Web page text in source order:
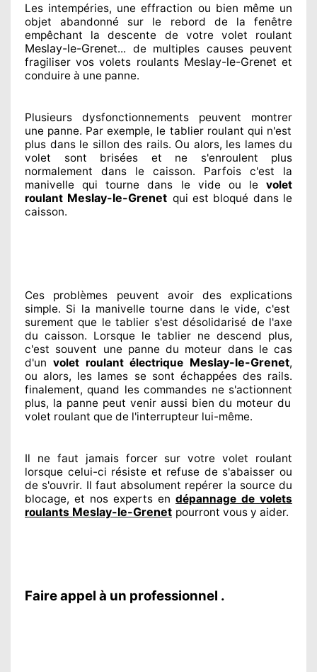
Les intempéries, une effraction ou bien même un
objet abandonné sur le rebord de la fenêtre
empêchant la descente de votre volet roulant
Meslay-le-Grenet... de multiples causes peuvent
fragiliser vos volets roulants Meslay-le-Grenet et
conduire à une panne.
Plusieurs dysfonctionnements peuvent montrer
une panne. Par exemple, le tablier roulant qui n'est
plus dans le sillon des rails. Ou alors, les lames du
volet sont brisées et ne s'enroulent plus
normalement dans le caisson. Parfois c'est la
manivelle qui tourne dans le vide ou le volet
roulant Meslay-le-Grenet qui est bloqué dans le
caisson.
Ces problèmes
peuvent avoir des explications
simple. Si la manivelle tourne dans le vide, c'est
surement que le tablier s'est désolidarisé de l'axe
du caisson. Lorsque le tablier ne descend plus,
c'est souvent une panne du moteur dans le cas
d'un volet roulant électrique Meslay-le-Grenet,
ou alors, les lames se sont échappéesdes rails.
finalement, quand les commandes ne s'actionnent
plus, la panne peut venir aussi bien du moteur du
volet roulant que de l'interrupteur lui-même.
Il ne faut jamais forcer sur votre volet roulant
lorsque celui-ci résiste et refuse de s'abaisser ou
de s'ouvrir. Il faut absolument repérer la sourcedu
blocage, et nos experts en dépannage de volets
roulants Meslay-le-Grenet pourront vous y aider.
Faire appel à un professionnel .